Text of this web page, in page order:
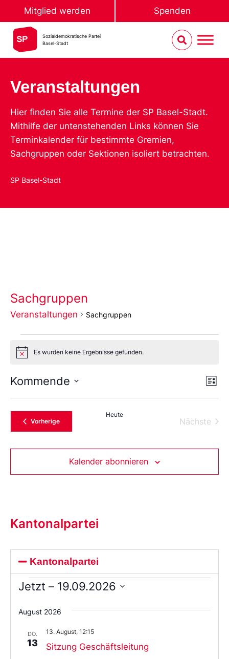
Mitglied werden Spenden
Sozialdemokratische Partei
Basel-Stadt
Veranstaltungen
Hier finden Sie alle Termine der SP Basel-Stadt.
Mithilfe der untenstehenden Links können Sie
Terminkalender für bestimmte Gremien,
Sachgruppen oder Sektionen isoliert betrachten.
SP Basel-Stadt
Sachgruppen
Veranstaltungen Sachgruppen
NoticeEs wurden keine Ergebnisse gefunden.
Liste
Kommende
Sie
das
Datum
aus.
VorherigeVeranstaltungen
Heute
Nächste
Kalender abonnieren
Kantonalpartei
Kantonalpartei
Jetzt – 19.09.2026
Sie
das
aus.
August 2026
DO.
13 Sitzung Geschäftsleitung
13. August, 12:15